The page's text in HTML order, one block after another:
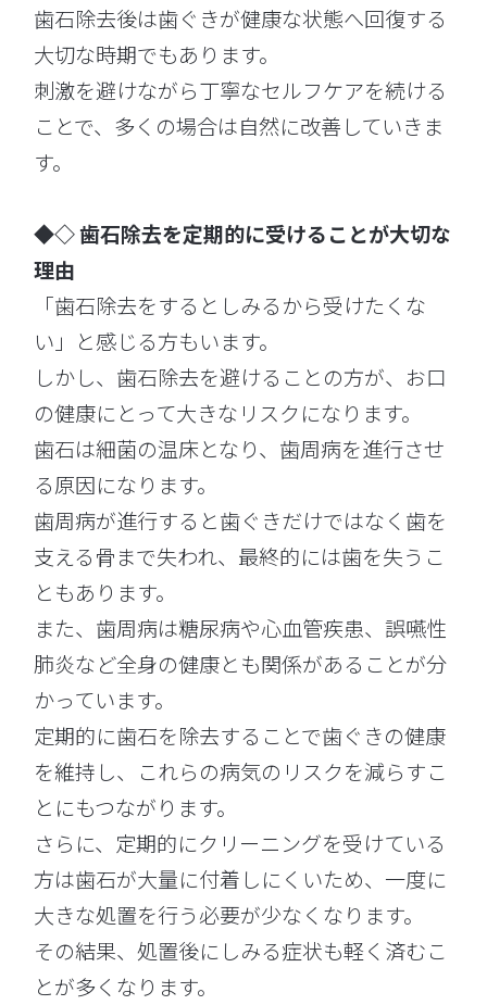
歯石除去後は歯ぐきが健康な状態へ回復する
大切な時期でもあります。
刺激を避けながら丁寧なセルフケアを続ける
ことで、多くの場合は自然に改善していきま
す。
◆◇ 歯石除去を定期的に受けることが大切な
理由
「歯石除去をするとしみるから受けたくな
い」と感じる方もいます。
しかし、歯石除去を避けることの方が、お口
の健康にとって大きなリスクになります。
歯石は細菌の温床となり、歯周病を進行させ
る原因になります。
歯周病が進行すると歯ぐきだけではなく歯を
支える骨まで失われ、最終的には歯を失うこ
ともあります。
また、歯周病は糖尿病や心血管疾患、誤嚥性
肺炎など全身の健康とも関係があることが分
かっています。
定期的に歯石を除去することで歯ぐきの健康
を維持し、これらの病気のリスクを減らすこ
とにもつながります。
さらに、定期的にクリーニングを受けている
方は歯石が大量に付着しにくいため、一度に
大きな処置を行う必要が少なくなります。
その結果、処置後にしみる症状も軽く済むこ
とが多くなります。